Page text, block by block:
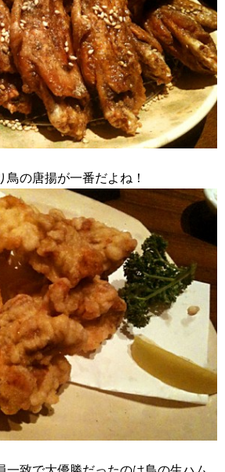
鳥の唐揚が一番だよね！